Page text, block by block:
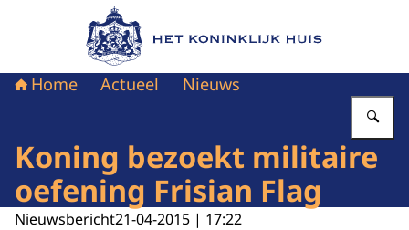
Naar de homepage van Het Koninklijk Huis
Home Actueel Nieuws
Koning bezoekt militaire
oefening Frisian Flag
Nieuwsbericht21-04-2015 | 17:22